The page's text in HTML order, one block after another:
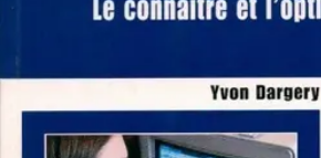
Tout sur le Padel
Tout sur le Padel